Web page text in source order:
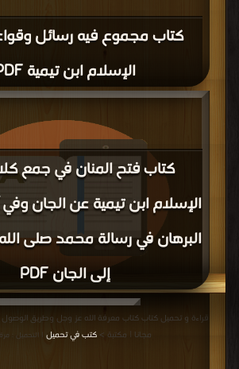
كتاب مجموع فيه رسائل
الإسلام ابن تيمية PDF
كتاب فتح المنان في جمع
الإسلام ابن تيمية عن الجان
البرهان في رسالة محمد صلى
إلى الجان PDF
قراءة و تحميل كتاب كتاب فتح المنان في جمع كلام شيخ
مكتبة > كتب في موقع| التحميل : مرة/
مجانا | مكتبة >كتب في تحميل | التحميل :